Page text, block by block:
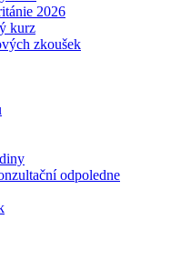
2026
kurz
zkoušek
odpoledne